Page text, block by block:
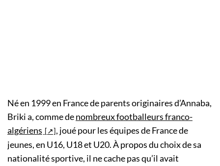
Né en 1999 en France de parents originaires d’Annaba,
Briki a, comme denombreux footballeurs franco-
algériens
, joué pour les équipes de France de
jeunes, en U16, U18 et U20. À propos du choix de sa
nationalité sportive, il ne cache pas qu’il avait